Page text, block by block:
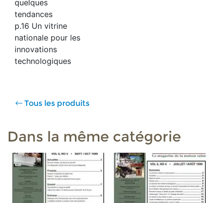
quelques
tendances
p.16 Un vitrine
nationale pour les
innovations
technologiques
Tous les produits
Dans la même catégorie